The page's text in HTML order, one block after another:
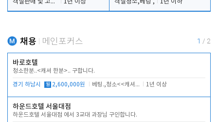
객실판매 및 고객응대
1년 이상
객실청소,베팅 ,
1년 이하
채용 메인포커스 1 / 2
바로호텔
청소한분..<캐셔 한분>.. 구합니다.
경기 하남시 월 2,600,000원 베팅.,청소<<캐셔 모셔봅니다. 1년 이상
하운드호텔 서울대점
하운드호텔 서울대점 에서 3교대 과장님 구인합니다.